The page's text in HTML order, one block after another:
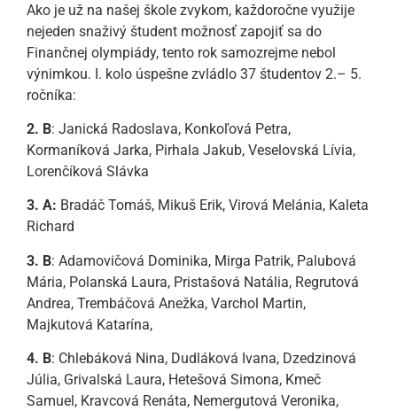
Ako je už na našej škole zvykom, každoročne využije
nejeden snaživý študent možnosť zapojiť sa do
Finančnej olympiády, tento rok samozrejme nebol
výnimkou. I. kolo úspešne zvládlo 37 študentov 2.– 5.
ročníka:
2. B: Janická Radoslava, Konkoľová Petra,
Kormaníková Jarka, Pirhala Jakub, Veselovská Lívia,
Lorenčíková Slávka
3. A: Bradáč Tomáš, Mikuš Erik, Virová Melánia, Kaleta
Richard
3. B: Adamovičová Dominika, Mirga Patrik, Palubová
Mária, Polanská Laura, Pristašová Natália, Regrutová
Andrea, Trembáčová Anežka, Varchol Martin,
Majkutová Katarína,
4. B: Chlebáková Nina, Dudláková Ivana, Dzedzinová
Júlia, Grivalská Laura, Hetešová Simona, Kmeč
Samuel, Kravcová Renáta, Nemergutová Veronika,